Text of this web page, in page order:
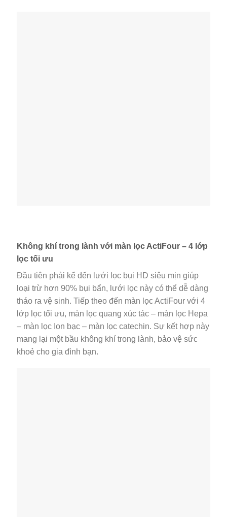
Không khí trong lành với màn lọc ActiFour – 4 lớp
lọc tối ưu
Đầu tiên phải kể đến lưới lọc bụi HD siêu mịn giúp
loại trừ hơn 90% bụi bẩn, lưới lọc này có thể dễ dàng
tháo ra vệ sinh. Tiếp theo đến màn lọc ActiFour với 4
lớp lọc tối ưu, màn lọc quang xúc tác – màn lọc Hepa
– màn lọc Ion bạc – màn lọc catechin. Sự kết hợp này
mang lại một bầu không khí trong lành, bảo vệ sức
khoẻ cho gia đình bạn.